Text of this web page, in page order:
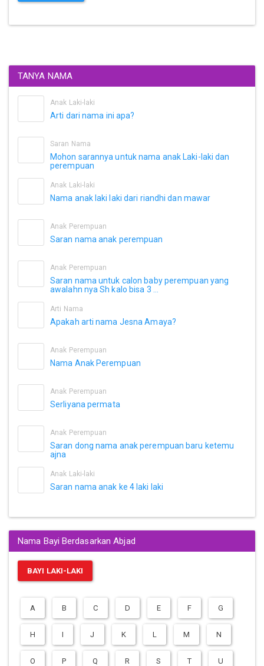
TANYA NAMA
Anak Laki-laki
Arti dari nama ini apa?
Saran Nama
Mohon sarannya untuk nama anak Laki-laki dan
perempuan
Anak Laki-laki
Nama anak laki laki dari riandhi dan mawar
Anak Perempuan
Saran nama anak perempuan
Anak Perempuan
Saran nama untuk calon baby perempuan yang
awalahn nya Sh kalo bisa 3 ...
Arti Nama
Apakah arti nama Jesna Amaya?
Anak Perempuan
Nama Anak Perempuan
Anak Perempuan
Serliyana permata
Anak Perempuan
Saran dong nama anak perempuan baru ketemu
ajna
Anak Laki-laki
Saran nama anak ke 4 laki laki
Nama Bayi Berdasarkan Abjad
BAYI LAKI-LAKI
A B C D E F G
H I J K L M N
O P Q R S T U